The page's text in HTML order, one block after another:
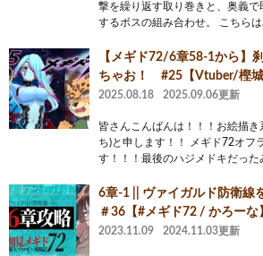
撃を繰り返す取り巻きと、奥義
するボスの組み合わせ。 こちら
【メギド72/6章58-1から】
ちゃお！ #25【Vtuber/樫城
2025.08.18 2025.09.06更新
皆さんこんばんは！！！お絵描
ち)と申します！！ メギド72オフ
す！！！最後のハジメドキだった
6章-1 || ヴァイガルド防衛線
＃36【#メギド72 / かろーな
2023.11.09 2024.11.03更新